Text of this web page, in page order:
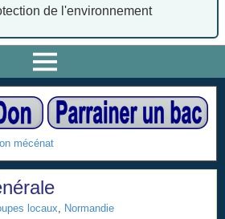
de l'environnement
locaux, Normandie